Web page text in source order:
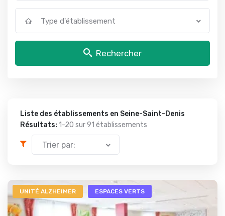
Type d'établissement
Rechercher
Liste des établissements en Seine-Saint-Denis
Résultats: 1-20 sur91 établissements
Trier par:
UNITÉ ALZHEIMER ESPACES VERTS